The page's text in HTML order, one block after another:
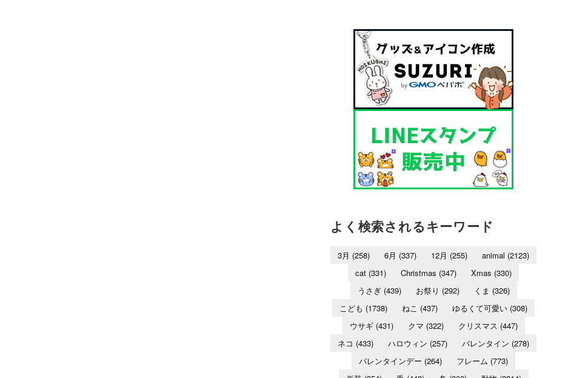
よく検索されるキーワード
3月 (258) 6月 (337) 12月 (255) animal (2123)
cat (331) Christmas (347) Xmas (330)
うさぎ(439) お祭り (292) くま (326)
こども (1738) ねこ (437) ゆるくて可愛い (308)
ウサギ(431) クマ (322) クリスマス (447)
ネコ (433) ハロウィン (257) バレンタイン (278)
バレンタインデー (264) フレーム (773)